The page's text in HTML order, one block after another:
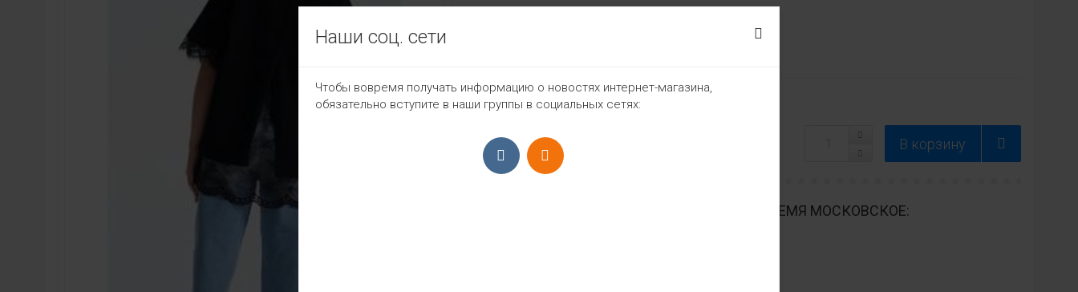
798₽
ПРИЁМ ЗАКАЗОВ С 9:00-22:00, ЕЖЕДНЕВНО ВРЕМЯ МОСКОВСКОЕ:
Наши соц. сети
Чтобы вовремя получать информацию о новостях интернет-магазина,
обязательно вступите в наши группы в социальных сетях: